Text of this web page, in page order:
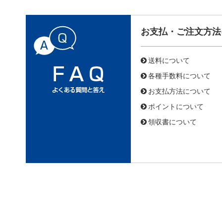
お支払・ご注文方
送料について
各種手数料について
お支払方法について
ポイントについて
領収書について